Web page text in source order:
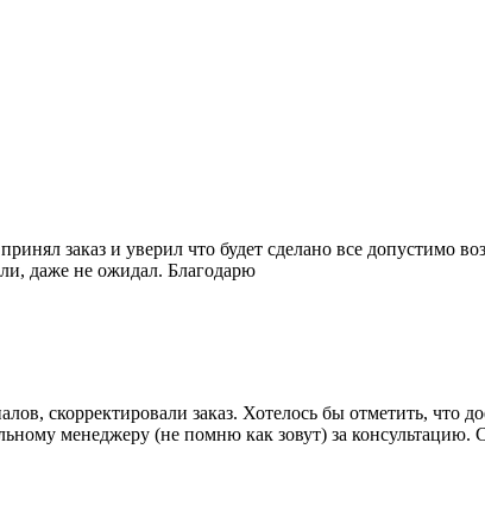
заказ и уверил что будет сделано все допустимо
даже не ожидал. Благодарю
скорректировали заказ. Хотелось бы отметить, что
менеджеру (не помню как зовут) за консультацию.